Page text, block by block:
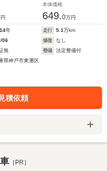
本体価格
649.0万円
年 走行 5.1万km
06 修復
なし
無 整備
法定整備付
県神戸市東灘区
積依頼
［PR］